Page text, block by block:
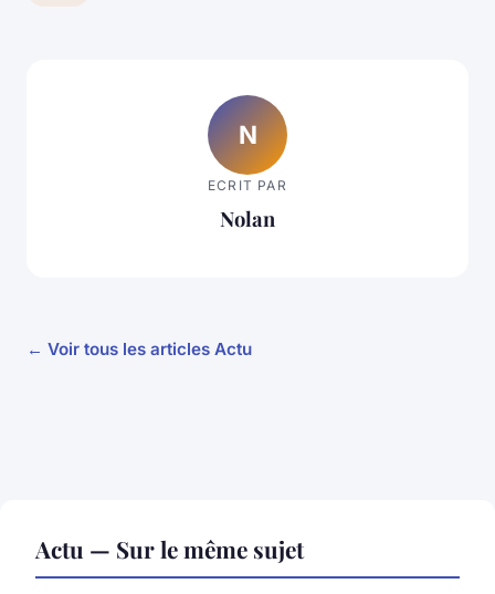
N
ECRIT PAR
Nolan
← Voir tous les articles Actu
Actu — Sur le même sujet